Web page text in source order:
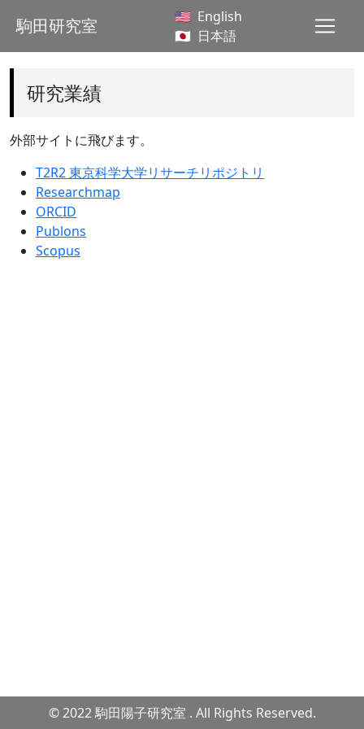
駒田研究室
English
日本語
研究業績
外部サイトに飛びます。
T2R2 東京科学大学リサーチリポジトリ
Researchmap
ORCID
Publons
Scopus
© 2022 駒田陽子研究室 . All Rights Reserved.